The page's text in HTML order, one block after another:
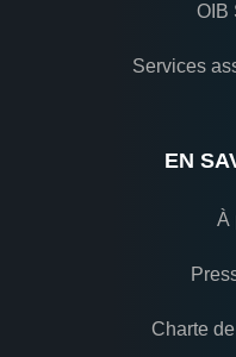
OIB
Services
EN
À
Charte